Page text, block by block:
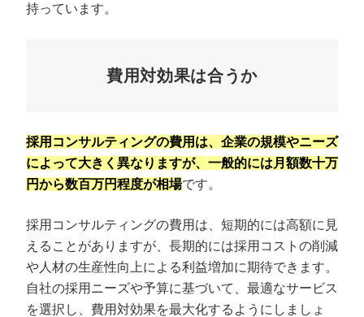
持っています。
費用対効果は合うか
採用コンサルティングの費用は、企業の規模やニーズ
によって大きく異なりますが、一般的には月額数十万
円から数百万円程度が相場です。
採用コンサルティングの費用は、短期的には高額に見
えることがありますが、長期的には採用コストの削減
や人材の生産性向上による利益増加に期待できます。
自社の採用ニーズや予算に基づいて、最適なサービス
を選択し、費用対効果を最大化するようにしましょ